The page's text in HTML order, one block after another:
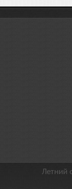
Летний